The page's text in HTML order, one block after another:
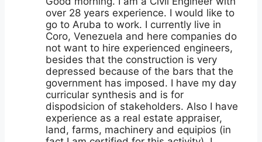
over 28 years experience. I would like to
go to Aruba to work. I currently live in
Coro, Venezuela and here companies do
not want to hire experienced engineers,
besides that the construction is very
depressed because of the bars that the
government has imposed. I have my day
curricular synthesis and is for
dispodsicion of stakeholders. Also I have
experience as a real estate appraiser,
land, farms, machinery and equipios (in